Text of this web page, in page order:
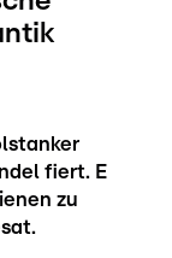
fiert. E
zu